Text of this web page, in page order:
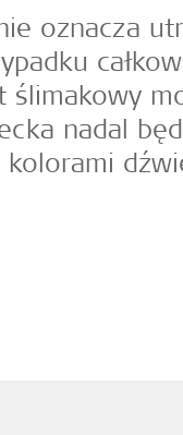
oznacza
ślimakowy
nadal
kolorami